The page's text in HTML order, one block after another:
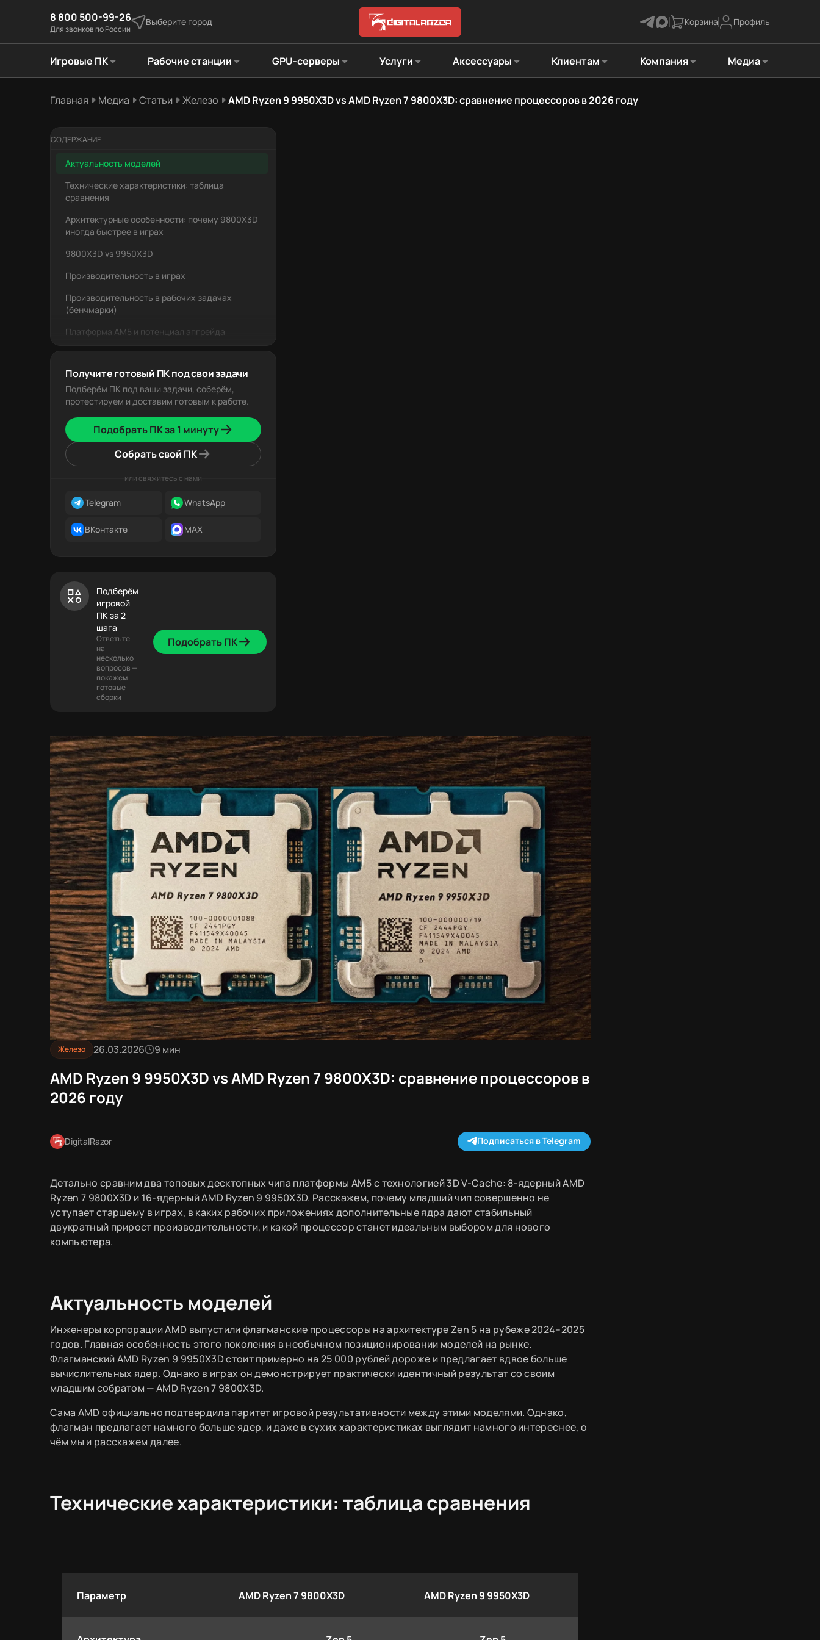
8 800 500-99-26
Для звонков по России
Выберите город Корзина Профиль
Игровые ПК Рабочие станции GPU-серверы Услуги Аксессуары Клиентам Компания Медиа
Главная Медиа Статьи Железо AMD Ryzen 9 9950X3D vs AMD Ryzen 7 9800X3D: сравнение процессоров в 2026 году
Железо 26.03.2026 9 мин
AMD Ryzen 9 9950X3D vs AMD Ryzen 7 9800X3D: сравнение процессоров в
2026 году
DigitalRazor Подписаться в Telegram
СОДЕРЖАНИЕ
Актуальность моделей
Технические характеристики: таблица
сравнения
Архитектурные особенности: почему 9800X3D
иногда быстрее в играх
9800X3D vs 9950X3D
Производительность в играх
Производительность в рабочих задачах
(бенчмарки)
Платформа AM5 и потенциал апгрейда
Стоимость итоговой сборки
Кому подходит каждый процессор
Часто задаваемые вопросы (FAQ)
Итоги
Получите готовый ПК под свои задачи
Подберём ПК под ваши задачи, соберём,
протестируем и доставим готовым к работе.
Подобрать ПК за 1 минуту
Собрать свой ПК
или свяжитесь с нами
Telegram WhatsApp
ВКонтакте MAX
Подберём
игровой
ПК за 2
шага
Ответьте
на
несколько
вопросов —
покажем
готовые
сборки
Подобрать ПК
Детально сравним два топовых десктопных чипа платформы AM5 с технологией 3D V-Cache: 8-ядерный AMD
Ryzen 7 9800X3D и 16-ядерный AMD Ryzen 9 9950X3D. Расскажем, почему младший чип совершенно не
уступает старшему в играх, в каких рабочих приложениях дополнительные ядра дают стабильный
двукратный прирост производительности, и какой процессор станет идеальным выбором для нового
компьютера.
Актуальность моделей
Инженеры корпорации AMD выпустили флагманские процессоры на архитектуре Zen 5 на рубеже 2024–2025
годов. Главная особенность этого поколения в необычном позиционировании моделей на рынке.
Флагманский AMD Ryzen 9 9950X3D стоит примерно на 25 000 рублей дороже и предлагает вдвое больше
вычислительных ядер. Однако в играх он демонстрирует практически идентичный результат со своим
младшим собратом — AMD Ryzen 7 9800X3D.
Сама AMD официально подтвердила паритет игровой результативности между этими моделями. Однако,
флагман предлагает намного больше ядер, и даже в сухих характеристиках выглядит намного интереснее, о
чём мы и расскажем далее.
Технические характеристики: таблица сравнения
Параметр AMD Ryzen 7 9800X3D AMD Ryzen 9 9950X3D